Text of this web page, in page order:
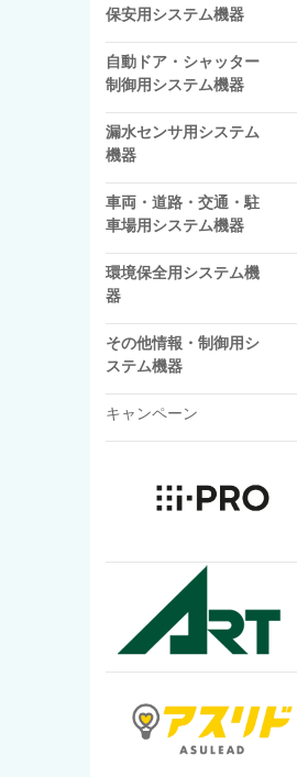
保安用システム機器
自動ドア・シャッター
制御用システム機器
漏水センサ用システム
機器
車両・道路・交通・駐
車場用システム機器
環境保全用システム機
器
その他情報・制御用シ
ステム機器
キャンペーン